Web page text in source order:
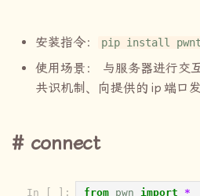
安装指令： pip install
使用场景： 与服务器进行交
共识机制、向提供的 ip 端口
connect
In [ ]: from pwn import *